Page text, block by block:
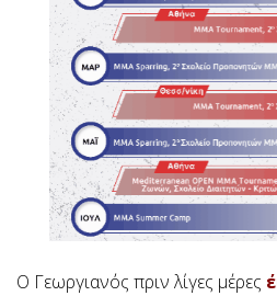
Ο Γεωργιανός πριν λίγες μέρες